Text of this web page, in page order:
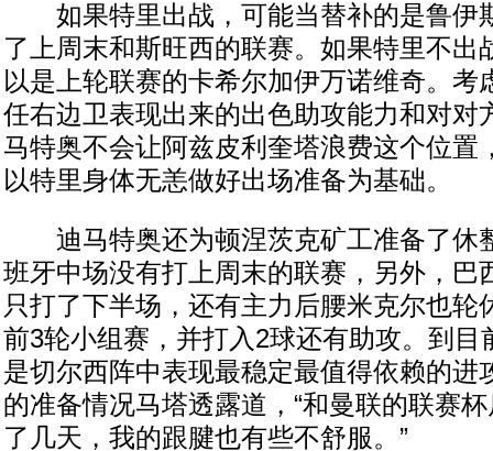
如果特里出战，可能当替补的是鲁伊
了上周末和斯旺西的联赛。如果特里不出
以是上轮联赛的卡希尔加伊万诺维奇。考
任右边卫表现出来的出色助攻能力和对对
马特奥不会让阿兹皮利奎塔浪费这个位置
以特里身体无恙做好出场准备为基础。
迪马特奥还为顿涅茨克矿工准备了休
班牙中场没有打上周末的联赛，另外，巴
只打了下半场，还有主力后腰米克尔也轮
前3轮小组赛，并打入2球还有助攻。到目
是切尔西阵中表现最稳定最值得依赖的进
的准备情况马塔透露道，“和曼联的联赛
了几天，我的跟腱也有些不舒服。”